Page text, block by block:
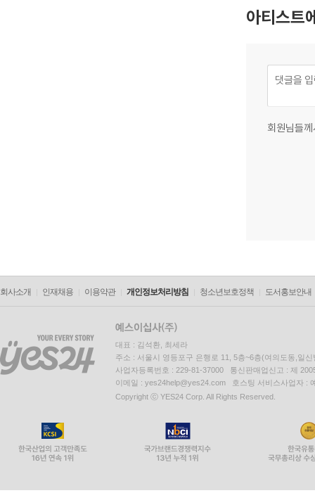
아티스트
회원님들
회사소개 인재채용 이용약관 개인정보처리방침 청소년보호정책 도서홍보안내
대표 : 김석환, 최세라
주소 : 서울시 영등포구 은행로 11, 5층~6층(여의도동,일신
사업자등록번호 : 229-81-37000 통신판매업신고 : 제
이메일 : yes24help@yes24.com 호스팅 서비스사업자 :
Copyright ⓒ YES24 Corp. All Rights Reserved.